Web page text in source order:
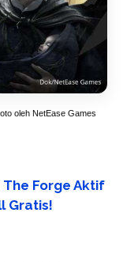
oleh NetEase Games
Forge Aktif
Gratis!